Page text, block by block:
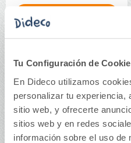
Tu Configuración de
En Dideco utilizamos
personalizar tu experiencia,
sitio web, y ofrecerte
sitios web y en redes
información sobre el uso de